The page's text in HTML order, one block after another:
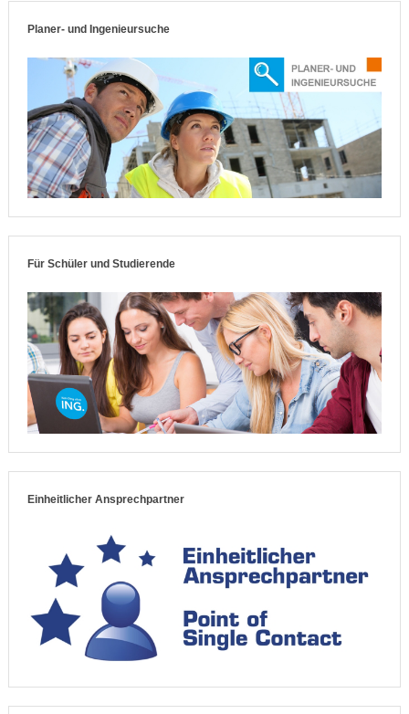
Planer- und Ingenieursuche
Für Schüler und Studierende
Einheitlicher Ansprechpartner